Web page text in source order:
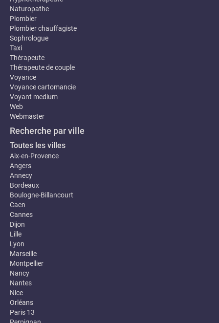
Naturopathe
Plombier
Plombier chauffagiste
Sophrologue
Taxi
Thérapeute
Thérapeute de couple
Voyance
Voyance cartomancie
Voyant medium
Web
Webmaster
Recherche par ville
Toutes les villes
Aix-en-Provence
Angers
Annecy
Bordeaux
Boulogne-Billancourt
Caen
Cannes
Dijon
Lille
Lyon
Marseille
Montpellier
Nancy
Nantes
Nice
Orléans
Paris 13